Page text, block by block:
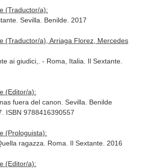
(Traductor/a):
Sevilla. Benilde. 2017
(Traductor/a), Arriaga Florez, Mercedes
ai giudici,. - Roma, Italia. Il Sextante.
(Editor/a):
fuera del canon. Sevilla. Benilde
ISBN 9788416390557
(Prologuista):
ragazza. Roma. Il Sextante. 2016
(Editor/a):